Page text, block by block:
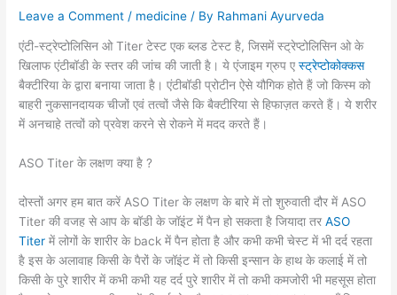
Leave a Comment / medicine / By Rahmani Ayurveda
एंटी-स्ट्रेप्टोलिसिन ओ Titer टेस्‍ट एक ब्‍लड टेस्‍ट है, जिसमें स्‍ट्रेप्‍टोलिसिन ओ के
खिलाफ एंटीबॉडी के स्‍तर की जांच की जाती है। ये एंजाइम ग्रुप एस्‍ट्रेप्‍टोकोक्‍कस
बैक्टीरिया के द्वारा बनाया जाता है। एंटीबॉडी प्रोटीन ऐसे यौगिक होते हैं जो किस्म को
बाहरी नुकसानदायक चीजों एवं तत्‍वों जैसे कि बैक्‍टीरिया से हिफाज़त करते हैं। ये शरीर
में अनचाहे तत्‍वों को प्रवेश करने से रोकने में मदद करते हैं।
ASO Titer के लक्षण क्या है ?
दोस्तों अगर हम बात करें ASO Titer के लक्षण के बारे में तो शुरुवाती दौर में ASO
Titer की वजह से आप के बॉडी के जॉइंट में पैन हो सकता है जियादा तरASO
Titer में लोगों के शारीर के back में पैन होता है और कभी कभी चेस्ट में भी दर्द रहता
है इस के अलावाह किसी के पैरों के जॉइंट में तो किसी इन्सान के हाथ के कलाई में तो
किसी के पुरे शारीर में कभी कभी यह दर्द पुरे शारीर में तो कभी कमजोरी भी महसूस होता